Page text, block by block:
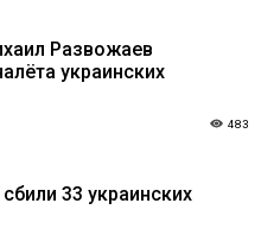
Развожаев
украинских
483
33 украинских